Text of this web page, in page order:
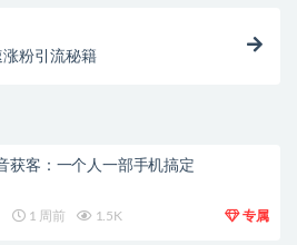
粉引流秘籍
获客：一个人一部手机搞定
1 周前 1.5K 专属